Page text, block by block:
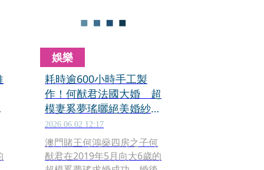
娛樂
耗時逾600小時手工製
作！何猷君法國大婚 超
模妻奚夢瑤曬絕美婚紗照
驚艷全網
2026.06.02 12:17
澳門賭王何鴻燊四房之子何
猷君在2019年5月向大6歲的